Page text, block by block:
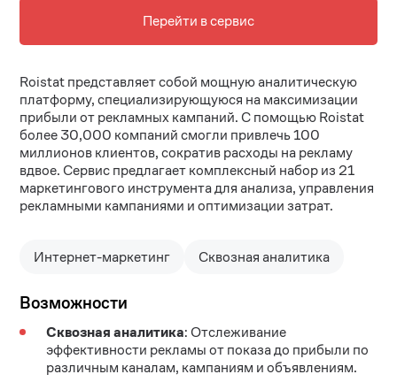
Перейти в сервис
Roistat представляет собой мощную аналитическую
платформу, специализирующуюся на максимизации
прибыли от рекламных кампаний. С помощью Roistat
более 30,000 компаний смогли привлечь 100
миллионов клиентов, сократив расходы на рекламу
вдвое. Сервис предлагает комплексный набор из 21
маркетингового инструмента для анализа, управления
рекламными кампаниями и оптимизации затрат.
Интернет-маркетинг Сквозная аналитика
Возможности
Сквозная аналитика: Отслеживание
эффективности рекламы от показа до прибыли по
различным каналам, кампаниям и объявлениям.